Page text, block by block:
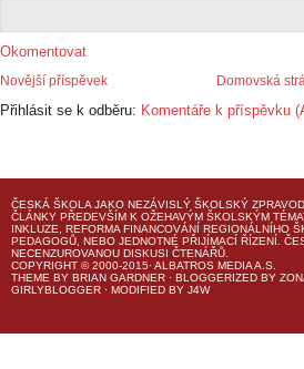
Okomentovat
Novější příspěvek Domovská
Přihlásit se k odběru: Komentáře k příspěvku
ČESKÁ ŠKOLA JAKO NEZÁVISLÝ ŠKOLSKÝ
ČLÁNKY PŘEDEVŠÍM K OŽEHAVÝM ŠKOLSKÝM
INKLUZE, REFORMA FINANCOVÁNÍ REGIONÁLNÍHO
PEDAGOGŮ, NEBO JEDNOTNÉ PŘIJÍMACÍ ŘÍZENÍ.
NECENZUROVANOU DISKUSI ČTENÁŘŮ.
COPYRIGHT © 2000-2015· ALBATROS MEDIA A.S.
THEME BY BRIAN GARDNER · BLOGGERIZED BY
GIRLYBLOGGER · MODIFIED BY J4W